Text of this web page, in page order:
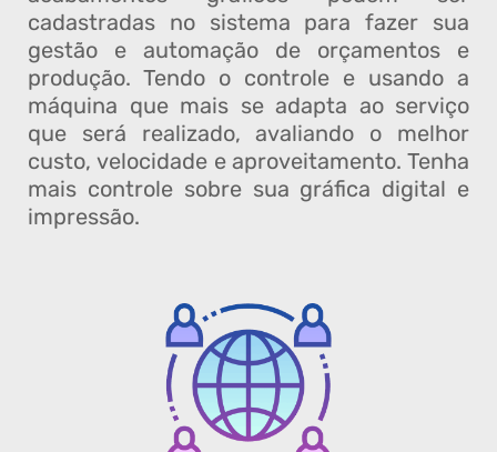
cadastradas no sistema para fazer sua
gestão e automação de orçamentos e
produção. Tendo o controle e usando a
máquina que mais se adapta ao serviço
que será realizado, avaliando o melhor
custo, velocidade e aproveitamento. Tenha
mais controle sobre sua gráfica digital e
impressão.